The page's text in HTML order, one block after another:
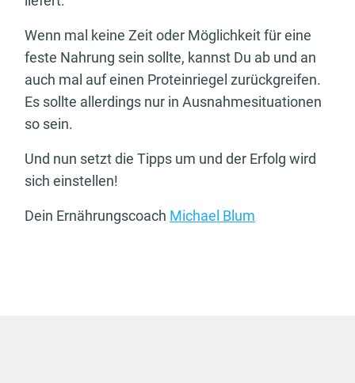
Wenn mal keine Zeit oder Möglichkeit für eine
feste Nahrung sein sollte, kannst Du ab und an
auch mal auf einen Proteinriegel zurückgreifen.
Es sollte allerdings nur in Ausnahmesituationen
so sein.
Und nun setzt die Tipps um und der Erfolg wird
sich einstellen!
Dein Ernährungscoach Michael Blum